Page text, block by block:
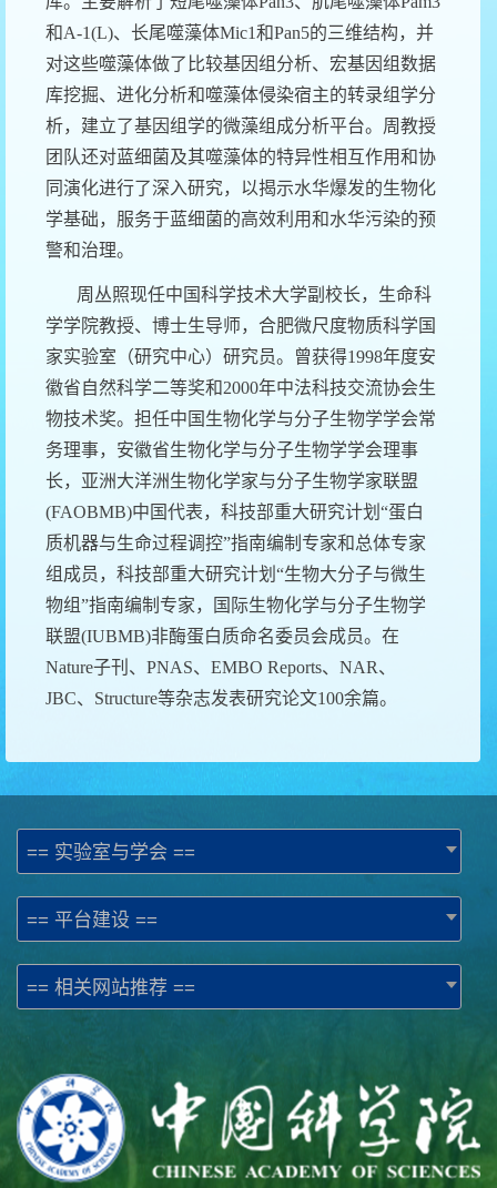
和A-1(L)、长尾噬藻体Mic1和Pan5的三维结构，并
对这些噬藻体做了比较基因组分析、宏基因组数据
库挖掘、进化分析和噬藻体侵染宿主的转录组学分
析，建立了基因组学的微藻组成分析平台。周教授
团队还对蓝细菌及其噬藻体的特异性相互作用和协
同演化进行了深入研究，以揭示水华爆发的生物化
学基础，服务于蓝细菌的高效利用和水华污染的预
警和治理。
周丛照现任中国科学技术大学副校长，生命科
学学院教授、博士生导师，合肥微尺度物质科学国
家实验室（研究中心）研究员。曾获得1998年度安
徽省自然科学二等奖和2000年中法科技交流协会生
物技术奖。担任中国生物化学与分子生物学学会常
务理事，安徽省生物化学与分子生物学学会理事
长，亚洲大洋洲生物化学家与分子生物学家联盟
(FAOBMB)中国代表，科技部重大研究计划“蛋白
质机器与生命过程调控”指南编制专家和总体专家
组成员，科技部重大研究计划“生物大分子与微生
物组”指南编制专家，国际生物化学与分子生物学
联盟(IUBMB)非酶蛋白质命名委员会成员。在
Nature子刊、 PNAS、 EMBO Reports、 NAR、
JBC、 Structure等杂志发表研究论文100余篇。
== 实验室与学会 ==
== 平台建设 ==
== 相关网站推荐 ==